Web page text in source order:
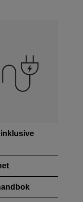
inklusive